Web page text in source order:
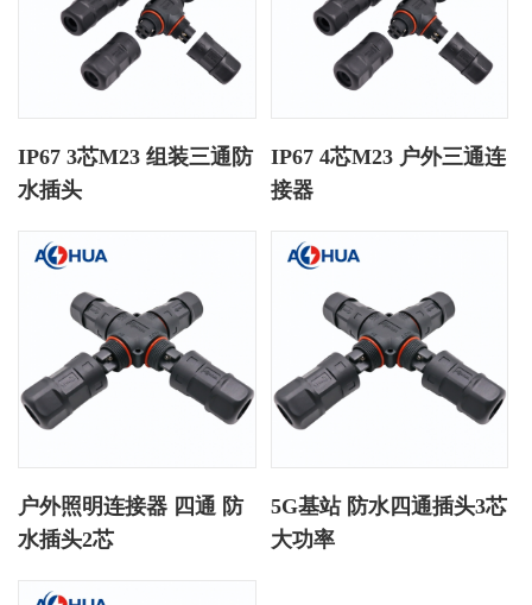
IP67 3芯M23 组装三通防
水插头
IP67 4芯M23 户外三通连
接器
户外照明连接器 四通 防
水插头2芯
5G基站 防水四通插头3芯
大功率